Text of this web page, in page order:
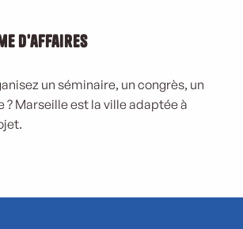
d'affaires
un séminaire, un congrès, un
? Marseille est la ville adaptée à